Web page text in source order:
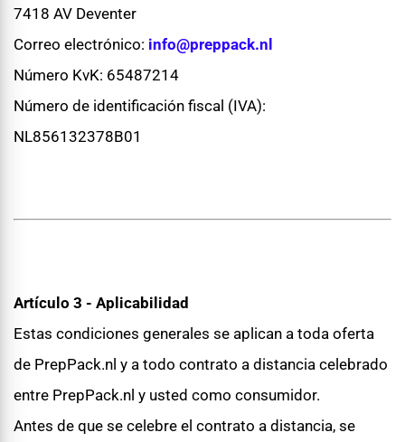
7418 AV Deventer
Correo electrónico: info@preppack.nl
Número KvK: 65487214
Número de identificación fiscal (IVA):
NL856132378B01
Artículo 3 - Aplicabilidad
Estas condiciones generales se aplican a toda oferta
de PrepPack.nl y a todo contrato a distancia celebrado
entre PrepPack.nl y usted como consumidor.
Antes de que se celebre el contrato a distancia, se